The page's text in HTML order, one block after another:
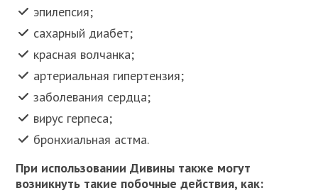
эпилепсия;
сахарный диабет;
красная волчанка;
артериальная гипертензия;
заболевания сердца;
вирус герпеса;
бронхиальная астма.
При использовании Дивины также могут
возникнуть такие побочные действия, как: